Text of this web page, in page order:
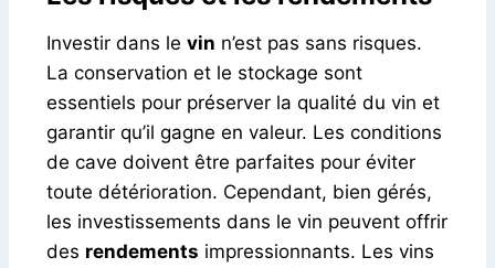
Investir dans le vin n’est pas sans risques.
La conservation et le stockage sont
essentiels pour préserver la qualité du vin et
garantir qu’il gagne en valeur. Les conditions
de cave doivent être parfaites pour éviter
toute détérioration. Cependant, bien gérés,
les investissements dans le vin peuvent offrir
des rendements impressionnants. Les vins